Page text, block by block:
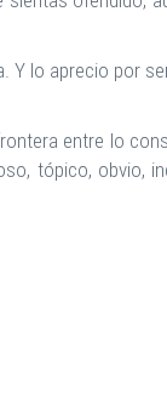
Y lo aprecio por
entre lo
tópico, obvio,